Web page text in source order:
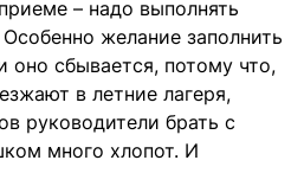
– надо выполнять
желание заполнить
оно сбывается, потому что,
в летние лагеря,
руководители брать с
много хлопот. И